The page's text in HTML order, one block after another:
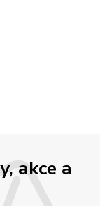
akce a